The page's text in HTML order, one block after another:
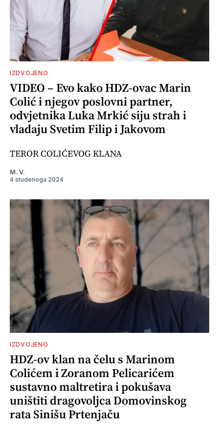
IZDVOJENO
VIDEO – Evo kako HDZ-ovac Marin
Colić i njegov poslovni partner,
odvjetnika Luka Mrkić siju strah i
vladaju Svetim Filip i Jakovom
TEROR COLIĆEVOG KLANA
M. V.
4 studenoga 2024
IZDVOJENO
HDZ-ov klan na čelu s Marinom
Colićem i Zoranom Pelicarićem
sustavno maltretira i pokušava
uništiti dragovoljca Domovinskog
rata Sinišu Prtenjaču